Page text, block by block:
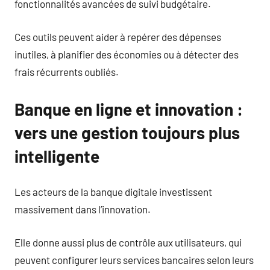
fonctionnalités avancées de suivi budgétaire.
Ces outils peuvent aider à repérer des dépenses
inutiles, à planifier des économies ou à détecter des
frais récurrents oubliés.
Banque en ligne et innovation :
vers une gestion toujours plus
intelligente
Les acteurs de la banque digitale investissent
massivement dans l’innovation.
Elle donne aussi plus de contrôle aux utilisateurs, qui
peuvent configurer leurs services bancaires selon leurs